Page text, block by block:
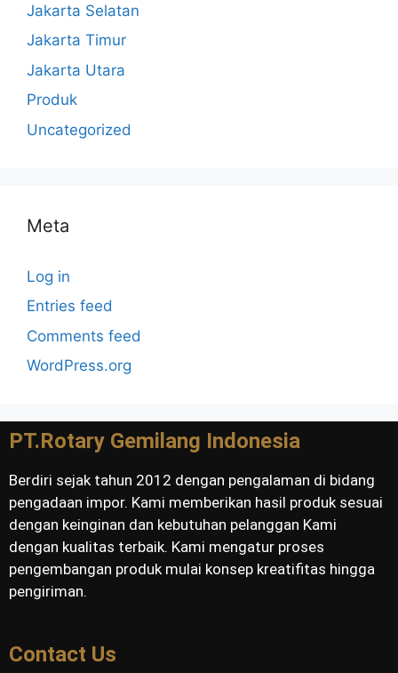
Jakarta Selatan
Jakarta Timur
Jakarta Utara
Produk
Uncategorized
Meta
Log in
Entries feed
Comments feed
WordPress.org
PT.Rotary Gemilang Indonesia
Berdiri sejak tahun 2012 dengan pengalaman di bidang
pengadaan impor. Kami memberikan hasil produk sesuai
dengan keinginan dan kebutuhan pelanggan Kami
dengan kualitas terbaik. Kami mengatur proses
pengembangan produk mulai konsep kreatifitas hingga
pengiriman.
Contact Us